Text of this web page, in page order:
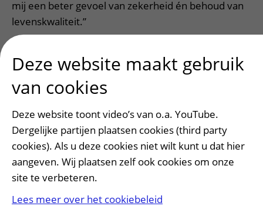
mij een beter gevoel van zekerheid én behoud van
levenskwaliteit.”
mannen gedeeld. “Onlangs kreeg ik nog een
bedankje van iemand die dankzij mijn ervaring voor
dezelfde behandeling koos. Ook hij heeft geen
bijwerkingen ervaren. Dat voelt goed.”
Over de MR-Linac
In het UMC Utrecht behandelen we prostaatkanker
effectief met de MR-Linac: een technologische
doorbraak waarmee we de prostaat nauwkeurig
Deze website maakt gebruik
van cookies
Deze website toont video’s van o.a. YouTube.
Dergelijke partijen plaatsen cookies (third party
cookies). Als u deze cookies niet wilt kunt u dat hier
aangeven. Wij plaatsen zelf ook cookies om onze
site te verbeteren.
Lees meer over het cookiebeleid